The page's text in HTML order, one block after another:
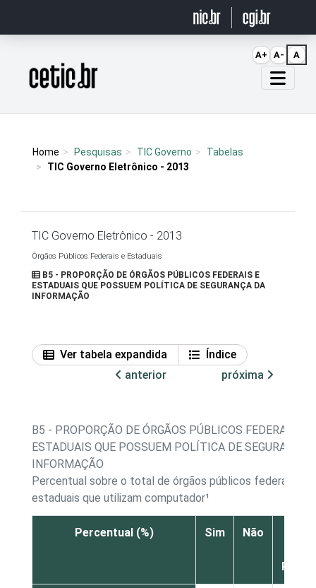
Página inicial
Home Pesquisas TIC Governo
Tabelas
TIC Governo Eletrônico - 2013
TIC Governo Eletrônico - 2013
Órgãos Públicos Federais e Estaduais
B5 - PROPORÇÃO DE ÓRGÃOS PÚBLICOS FEDERAIS E
ESTADUAIS QUE POSSUEM POLÍTICA DE SEGURANÇA DA
INFORMAÇÃO
Ver tabela expandida
Índice
anterior
próxima
B5 - PROPORÇÃO DE ÓRGÃOS PÚBLICOS FEDERAIS E
ESTADUAIS QUE POSSUEM POLÍTICA DE SEGURANÇA
INFORMAÇÃO
Percentual sobre o total de órgãos públicos federais e
estaduais que utilizam computador¹
Percentual (%) Sim Não
A+ A- A